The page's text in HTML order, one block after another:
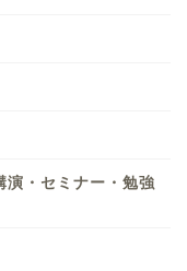
演・セミナー・勉強